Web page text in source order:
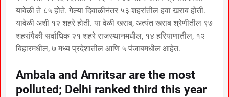
यावेळी ते ८५ होते. गेल्या दिवाळीनंतर ५३ शहरांतील हवा खराब होती.
यावेळी अशी १२ शहरे होती. या वेळी खराब, अत्यंत खराब श्रेणीतील ९७
शहरांपैकी सर्वाधिक २१ शहरे राजस्थानमधील, १४ हरियाणातील, १२
बिहारमधील, ७ मध्य प्रदेशातील आणि ५ पंजाबमधील आहेत.
Ambala and Amritsar are the most
polluted; Delhi ranked third this year